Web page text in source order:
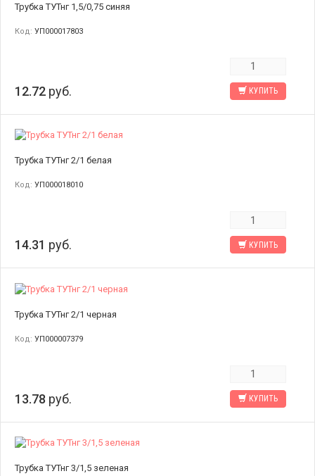
Трубка ТУТнг 1,5/0,75 синяя
Код: УП000017803
12.72 руб. КУПИТЬ
Трубка ТУТнг 2/1 белая
Код: УП000018010
14.31 руб. КУПИТЬ
Трубка ТУТнг 2/1 черная
Код: УП000007379
13.78 руб. КУПИТЬ
Трубка ТУТнг 3/1,5 зеленая